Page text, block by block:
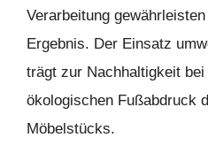
Verarbeitung
Ergebnis. Der Einsatz
trägt zur Nachhaltigkeit
ökologischen Fußabdruck
Möbelstücks.